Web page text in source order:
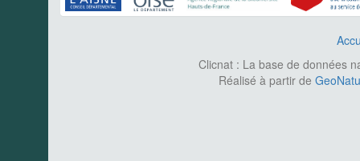
Clicnat : La base de données
Réalisé à partir de